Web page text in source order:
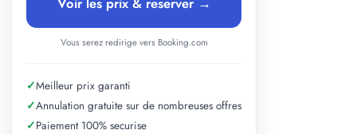
Vous serez redirige vers Booking.com
✓Meilleur prix garanti
✓Annulation gratuite sur de nombreuses offres
✓Paiement 100% securise